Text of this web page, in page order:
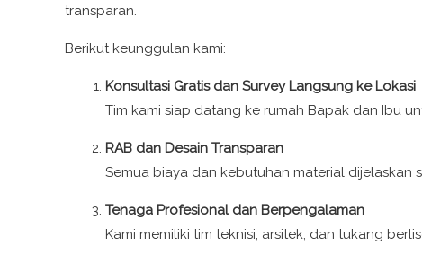
transparan.
Berikut keunggulan kami:
Konsultasi Gratis dan Survey Langsung ke Lokasi
Tim kami siap datang ke rumah Bapak dan Ibu
RAB dan Desain Transparan
Semua biaya dan kebutuhan material dijelaskan
Tenaga Profesional dan Berpengalaman
Kami memiliki tim teknisi, arsitek, dan tukang